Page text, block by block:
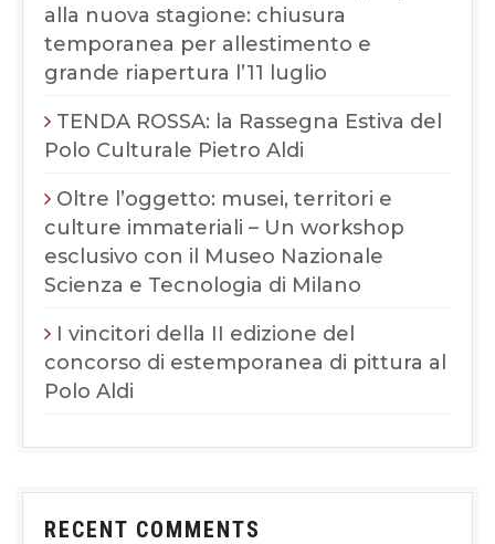
alla nuova stagione: chiusura
temporanea per allestimento e
grande riapertura l’11 luglio
TENDA ROSSA: la Rassegna Estiva del
Polo Culturale Pietro Aldi
Oltre l’oggetto: musei, territori e
culture immateriali – Un workshop
esclusivo con il Museo Nazionale
Scienza e Tecnologia di Milano
I vincitori della II edizione del
concorso di estemporanea di pittura al
Polo Aldi
RECENT COMMENTS